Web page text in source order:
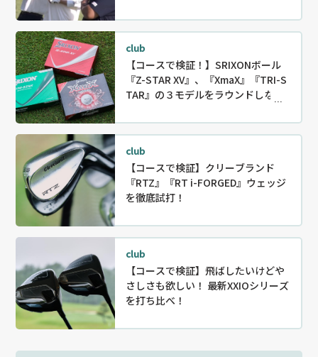
club
【コースで検証！】SRIXONボール
『Z-STAR XV』、『XmaX』『TRI-S
TAR』の３モデルをラウンドしなが
club
【コースで検証】クリーブランド
『RTZ』『RT i-FORGED』ウェッジ
を徹底試打！
club
【コースで検証】飛ばしたいけどや
さしさも欲しい！ 最新XXIOシリーズ
を打ち比べ！